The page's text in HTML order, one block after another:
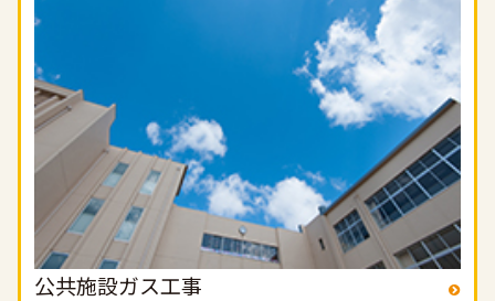
公共施設ガス工事